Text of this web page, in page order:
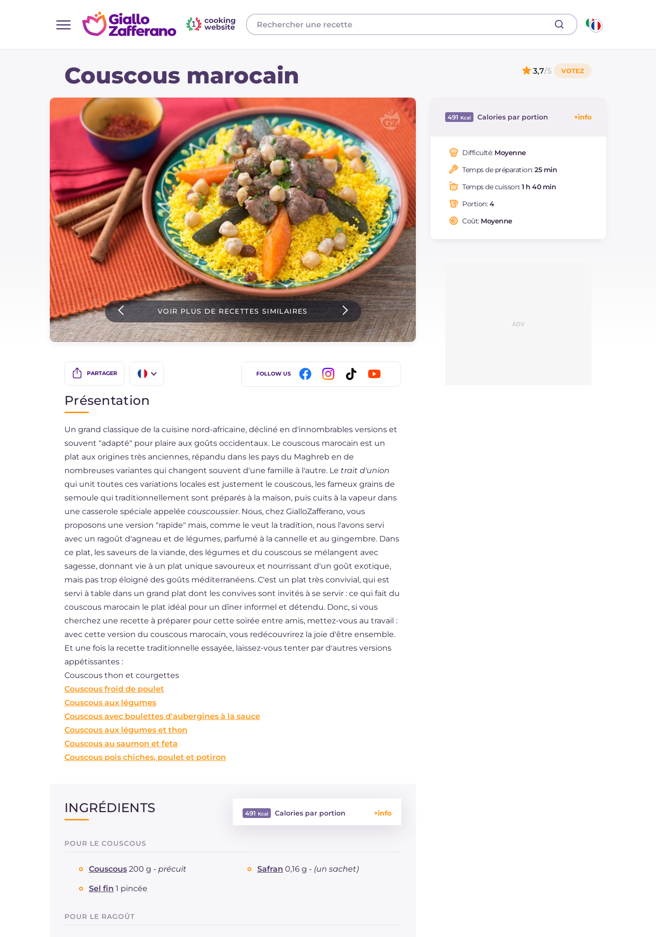
Toutes les recettes
Plats principaux
Boissons et rafraîchissements
Accompagnement
Pizzas et focaccia
Gateaux et patisserie
Dernieres recettes
IT Website
Instagram
Couscous marocain 3,7/5
VOIR PLUS DE RECETTES SIMILAIRES
PARTAGER
BR
DE
ES
NL
FOLLOW US
491 Calories par portion
Dont sucres
Protéine g
Graisses g
saturés
Fibre
Cholestérol
Difficulté: Moyenne
Temps de préparation:25 min
Temps de cuisson:1 h 40 min
Portion:4
Coût: Moyenne
Présentation
Un grand classique de la cuisine nord-africaine, décliné en d'innombrables versions et
souvent "adapté" pour plaire aux goûts occidentaux. Le couscous marocain est un
plat aux origines très anciennes, répandu dans les pays du Maghreb en de
nombreuses variantes qui changent souvent d'une famille à l'autre. Le trait d'union
qui unit toutes ces variations locales est justement le couscous, les fameux grains de
semoule qui traditionnellement sont préparés à la maison, puis cuits à la vapeur dans
une casserole spéciale appelée couscoussier. Nous, chez GialloZafferano, vous
proposons une version "rapide" mais, comme le veut la tradition, nous l'avons servi
avec un ragoût d'agneau et de légumes, parfumé à la cannelle et au gingembre. Dans
ce plat, les saveurs de la viande, des légumes et du couscous se mélangent avec
sagesse, donnant vie à un plat unique savoureux et nourrissant d'un goût exotique,
mais pas trop éloigné des goûts méditerranéens. C'est un plat très convivial, qui est
servi à table dans un grand plat dont les convives sont invités à se servir : ce qui fait du
couscous marocain le plat idéal pour un dîner informel et détendu. Donc, si vous
cherchez une recette à préparer pour cette soirée entre amis, mettez-vous au travail :
avec cette version du couscous marocain, vous redécouvrirez la joie d'être ensemble.
Et une fois la recette traditionnelle essayée, laissez-vous tenter par d'autres versions
appétissantes :
Couscous thon et courgettes
Couscous froid de poulet
Couscous aux légumes
Couscous avec boulettes d'aubergines à la sauce
Couscous aux légumes et thon
Couscous au saumon et feta
Couscous pois chiches, poulet et potiron
INGRÉDIENTS 491 Calories par portion
Protéine g
POUR LE COUSCOUS
Couscous 200 g - précuit Safran 0,16 g - (un sachet)
Sel fin 1 pincée
POUR LE RAGOÛT